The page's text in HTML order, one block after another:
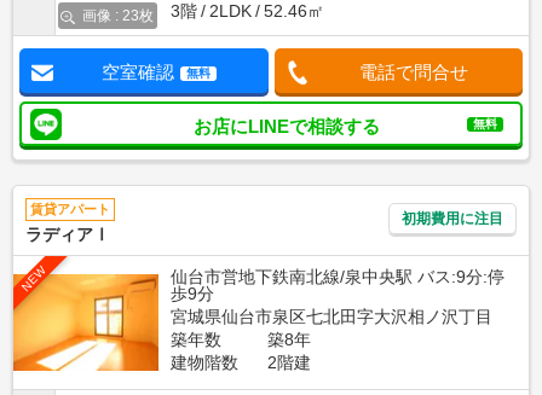
画像 : 23枚
3階
2LDK 52.46㎡
空室確認 無料 電話で問合せ
お店にLINEで相談する 無料
賃貸アパート
ラディアⅠ
初期費用に注目
NEW
仙台市営地下鉄南北線/泉中央駅 バス:9分:停
歩9分
宮城県仙台市泉区七北田字大沢相ノ沢丁目
築年数
築8年
建物階数
2階建